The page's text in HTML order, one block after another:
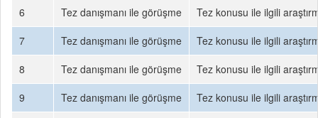
6
Tez danışmanı ile görüşme
Tez konusu ile ilgili
7
Tez danışmanı ile görüşme
Tez konusu ile ilgili
8
Tez danışmanı ile görüşme
Tez konusu ile ilgili
9
Tez danışmanı ile görüşme
Tez konusu ile ilgili